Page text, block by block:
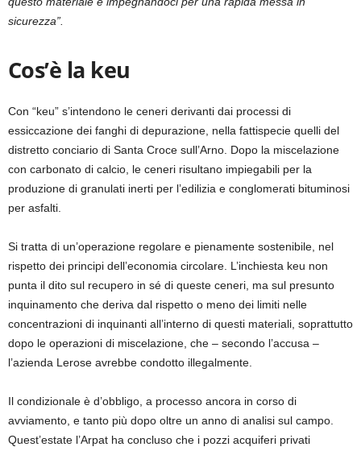
sicurezza”.
Cos’è la keu
Con “keu” s’intendono le ceneri derivanti dai processi di
essiccazione dei fanghi di depurazione, nella fattispecie quelli del
distretto conciario di Santa Croce sull’Arno. Dopo la miscelazione
con carbonato di calcio, le ceneri risultano impiegabili per la
produzione di granulati inerti per l’edilizia e conglomerati bituminosi
per asfalti.
Si tratta di un’operazione regolare e pienamente sostenibile, nel
rispetto dei principi dell’economia circolare. L’inchiesta keu non
punta il dito sul recupero in sé di queste ceneri, ma sul presunto
inquinamento che deriva dal rispetto o meno dei limiti nelle
concentrazioni di inquinanti all’interno di questi materiali, soprattutto
dopo le operazioni di miscelazione, che – secondo l’accusa –
l’azienda Lerose avrebbe condotto illegalmente.
Il condizionale è d’obbligo, a processo ancora in corso di
avviamento, e tanto più dopo oltre un anno di analisi sul campo.
Quest’estate l’Arpat ha concluso che i pozzi acquiferi privati